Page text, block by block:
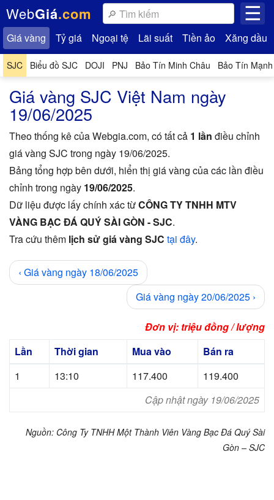
WebGiá.com ☰
Giá vàng Tỷ giá Ngoại tệ Lãi suất Tiền ảo Xăng dầu
SJC Biểu đồ SJC DOJI PNJ Bảo Tín Minh Châu Bảo Tín
Giá vàng SJC Việt Nam ngày
19/06/2025
Theo thống kê của Webgia.com, có tất cả 1 lần điều chỉnh
giá vàng SJC trong ngày 19/06/2025.
Bảng tổng hợp bên dưới, hiển thị giá vàng của các lần điều
chỉnh trong ngày 19/06/2025.
Dữ liệu được lấy chính xác từCÔNG TY TNHH MTV
VÀNG BẠC ĐÁ QUÝ SÀI GÒN - SJC.
Tra cứu thêm lịch sử giá vàng SJC tại đây.
‹ Giá vàng ngày 18/06/2025
Giá vàng ngày 20/06/2025 ›
Đơn vị: triệu đồng / lượng
Lần
Thời gian Mua vào
Bán ra
1
13:10 117.400
119.400
Cập nhật ngày 19/06/2025
Nguồn: Công Ty TNHH Một Thành Viên Vàng Bạc Đá Quý Sài
Gòn – SJC